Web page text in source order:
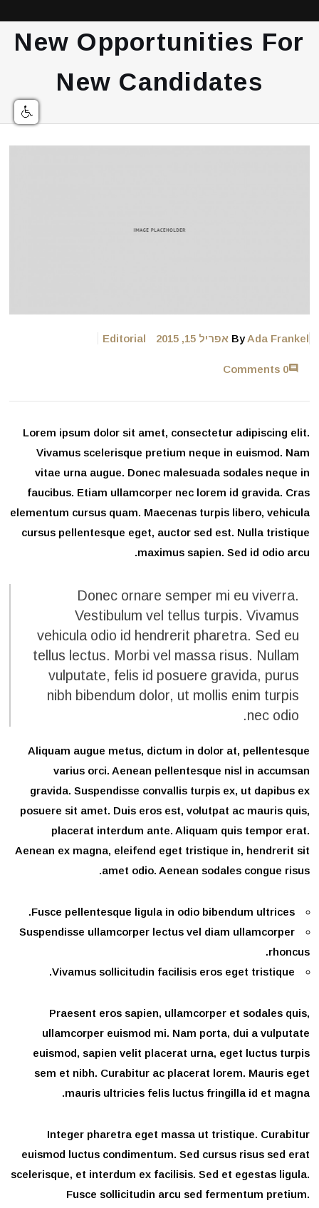
New Opportunities For
New Candidates
ByAda Frankel אפריל 15, 2015 Editorial
0 Comments
Lorem ipsum dolor sit amet, consectetur adipiscing elit.
Vivamus scelerisque pretium neque in euismod. Nam
vitae urna augue. Donec malesuada sodales neque in
faucibus. Etiam ullamcorper nec lorem id gravida. Cras
elementum cursus quam. Maecenas turpis libero, vehicula
cursus pellentesque eget, auctor sed est. Nulla tristique
maximus sapien. Sed id odio arcu.
Donec ornare semper mi eu viverra.
Vestibulum vel tellus turpis. Vivamus
vehicula odio id hendrerit pharetra. Sed eu
tellus lectus. Morbi vel massa risus. Nullam
vulputate, felis id posuere gravida, purus
nibh bibendum dolor, ut mollis enim turpis
nec odio.
Aliquam augue metus, dictum in dolor at, pellentesque
varius orci. Aenean pellentesque nisl in accumsan
gravida. Suspendisse convallis turpis ex, ut dapibus ex
posuere sit amet. Duis eros est, volutpat ac mauris quis,
placerat interdum ante. Aliquam quis tempor erat.
Aenean ex magna, eleifend eget tristique in, hendrerit sit
amet odio. Aenean sodales congue risus.
Fusce pellentesque ligula in odio bibendum ultrices.
Suspendisse ullamcorper lectus vel diam ullamcorper
rhoncus.
Vivamus sollicitudin facilisis eros eget tristique.
Praesent eros sapien, ullamcorper et sodales quis,
ullamcorper euismod mi. Nam porta, dui a vulputate
euismod, sapien velit placerat urna, eget luctus turpis
sem et nibh. Curabitur ac placerat lorem. Mauris eget
mauris ultricies felis luctus fringilla id et magna.
Integer pharetra eget massa ut tristique. Curabitur
euismod luctus condimentum. Sed cursus risus sed erat
scelerisque, et interdum ex facilisis. Sed et egestas ligula.
Fusce sollicitudin arcu sed fermentum pretium.